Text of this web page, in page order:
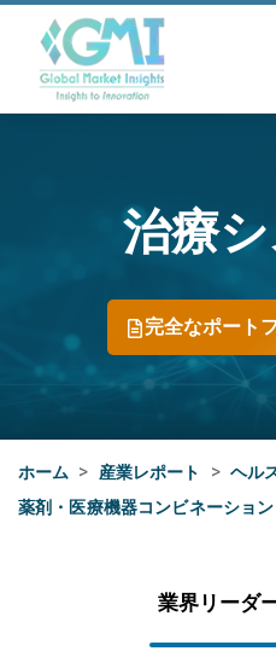
治療
完全なポート
ホーム > 産業レポート > ヘル
薬剤・医療機器コンビネーション
業界リーダ